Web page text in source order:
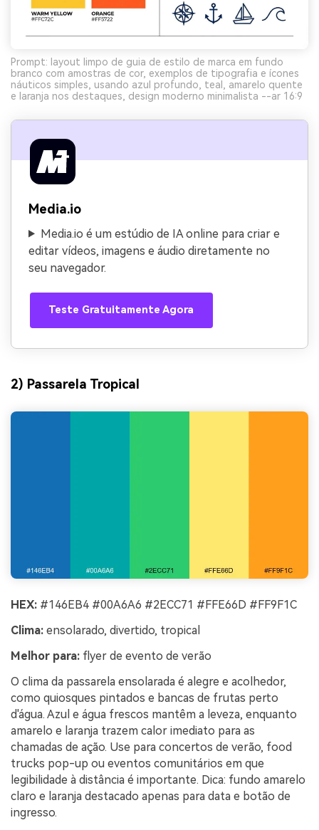
Prompt: layout limpo de guia de estilo de marca em fundo
branco com amostras de cor, exemplos de tipografia e ícones
náuticos simples, usando azul profundo, teal, amarelo quente
e laranja nos destaques, design moderno minimalista --ar 16:9
Media.io
Media.io é um estúdio de IA online para criar e
editar vídeos, imagens e áudio diretamente no
seu navegador.
Teste Gratuitamente Agora
2) Passarela Tropical
HEX: #146EB4 #00A6A6 #2ECC71 #FFE66D #FF9F1C
Clima: ensolarado, divertido, tropical
Melhor para: flyer de evento de verão
O clima da passarela ensolarada é alegre e acolhedor,
como quiosques pintados e bancas de frutas perto
d'água. Azul e água frescos mantêm a leveza, enquanto
amarelo e laranja trazem calor imediato para as
chamadas de ação. Use para concertos de verão, food
trucks pop-up ou eventos comunitários em que
legibilidade à distância é importante. Dica: fundo amarelo
claro e laranja destacado apenas para data e botão de
ingresso.